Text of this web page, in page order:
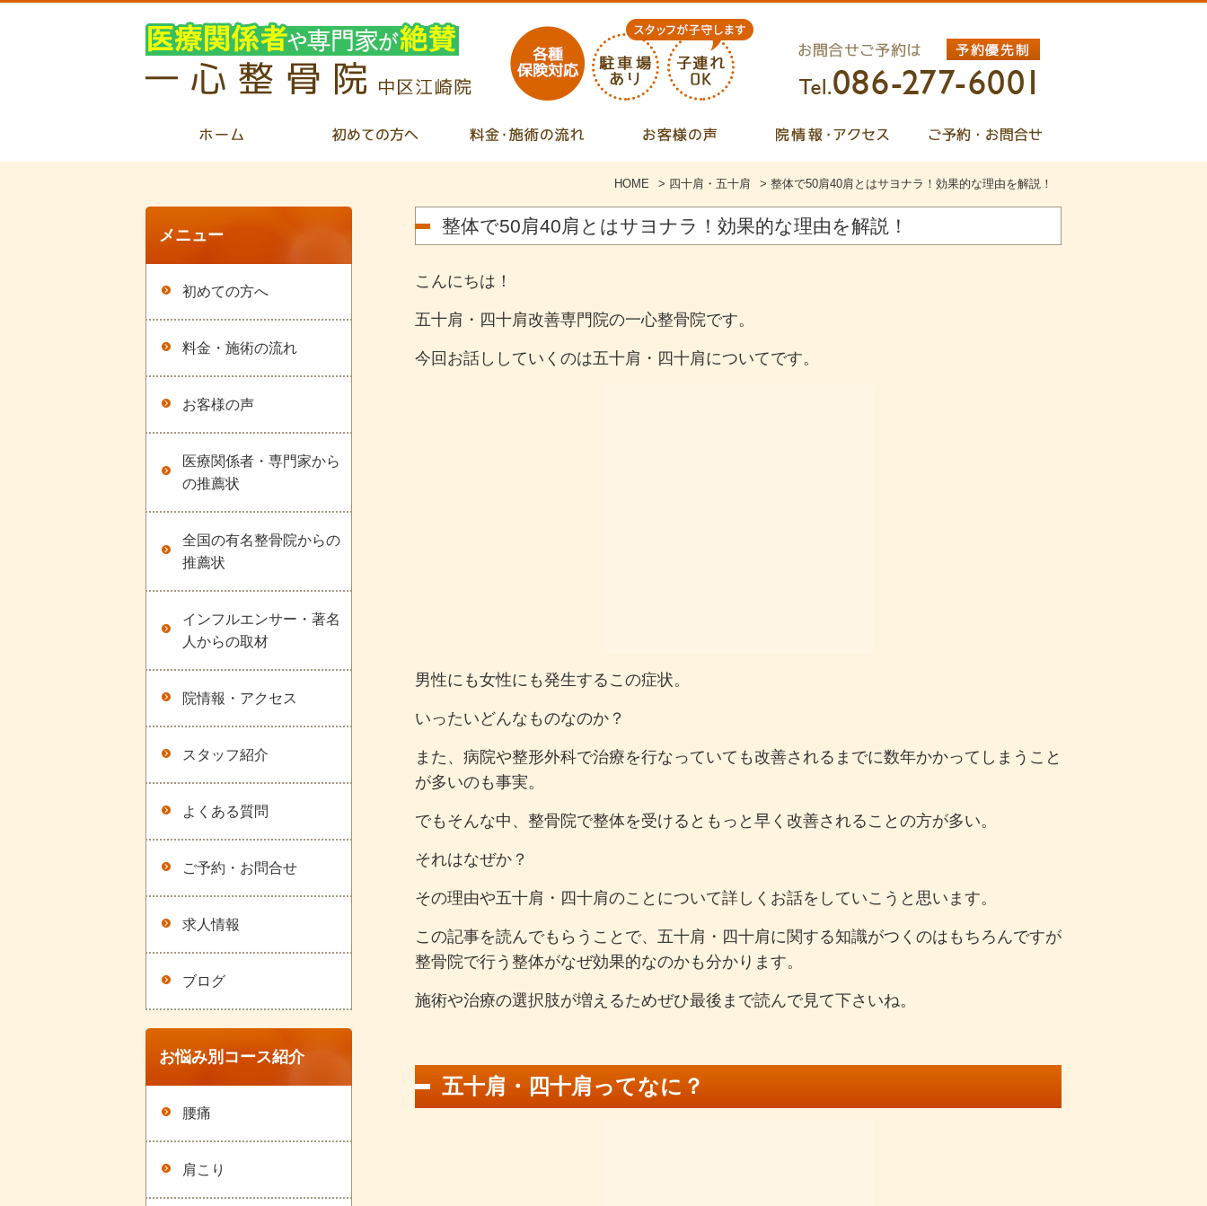
HOME > 四十肩・五十肩 > 整体で50肩40肩とはサヨナラ！効果的な理由を解説！
整体で50肩40肩とはサヨナラ！効果的な理由を解説！
こんにちは！
五十肩・四十肩改善専門院の一心整骨院です。
今回お話ししていくのは五十肩・四十肩についてです。
男性にも女性にも発生するこの症状。
いったいどんなものなのか？
また、病院や整形外科で治療を行なっていても改善されるまでに数年かかってしまうこと
が多いのも事実。
でもそんな中、整骨院で整体を受けるともっと早く改善されることの方が多い。
それはなぜか？
その理由や五十肩・四十肩のことについて詳しくお話をしていこうと思います。
この記事を読んでもらうことで、五十肩・四十肩に関する知識がつくのはもちろんですが
整骨院で行う整体がなぜ効果的なのかも分かります。
施術や治療の選択肢が増えるためぜひ最後まで読んで見て下さいね。
五十肩・四十肩ってなに？
メニュー
初めての方へ
料金・施術の流れ
お客様の声
医療関係者・専門家から
の推薦状
全国の有名整骨院からの
推薦状
インフルエンサー・著名
人からの取材
院情報・アクセス
スタッフ紹介
よくある質問
ご予約・お問合せ
求人情報
ブログ
お悩み別コース紹介
腰痛
肩こり